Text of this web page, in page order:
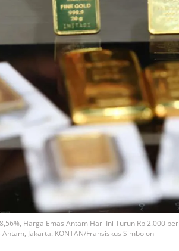
8,56%, Harga Emas Antam Hari Ini Turun Rp 2.000
Jakarta. KONTAN/Fransiskus Simbolon